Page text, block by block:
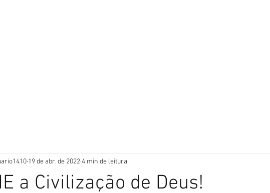
a Civilização de Deus!
19 de abr. de 20224 min de leitura